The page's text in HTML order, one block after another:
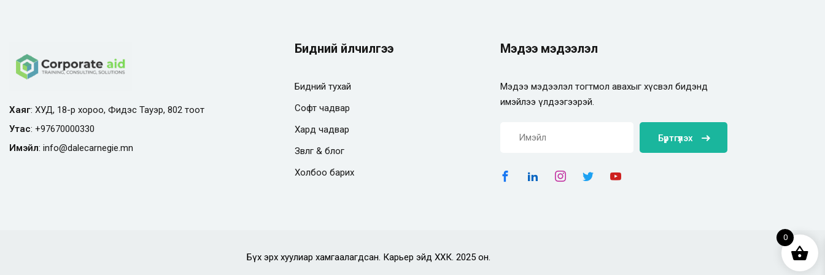
Хаяг: ХУД, 18-р хороо, Фидэс Тауэр, 802 тоот
Утас: +97670000330
Имэйл: info@dalecarnegie.mn
Бидний үйлчилгээ
Бидний тухай
Софт чадвар
Хард чадвар
Зөвлөгөө & блог
Холбоо барих
Мэдээ мэдээлэл
Мэдээ мэдээлэл тогтмол авахыг хүсвэл бидэнд
имэйлээ үлдээгээрэй.
Бүртгүүлэх
Бүх эрх хуулиар хамгаалагдсан. Карьер эйд ХХК. 2025 он.
0